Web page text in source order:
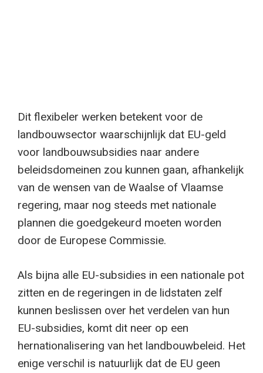
Dit flexibeler werken betekent voor de
landbouwsector waarschijnlijk dat EU-geld
voor landbouwsubsidies naar andere
beleidsdomeinen zou kunnen gaan, afhankelijk
van de wensen van de Waalse of Vlaamse
regering, maar nog steeds met nationale
plannen die goedgekeurd moeten worden
door de Europese Commissie.
Als bijna alle EU-subsidies in een nationale pot
zitten en de regeringen in de lidstaten zelf
kunnen beslissen over het verdelen van hun
EU-subsidies, komt dit neer op een
hernationalisering van het landbouwbeleid. Het
enige verschil is natuurlijk dat de EU geen